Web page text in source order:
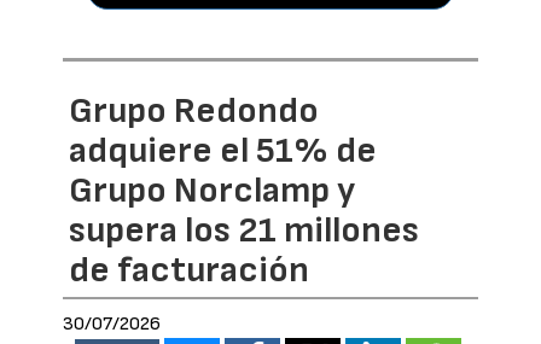
Grupo Redondo
adquiere el 51% de
Grupo Norclamp y
supera los 21 millones
de facturación
30/07/2026